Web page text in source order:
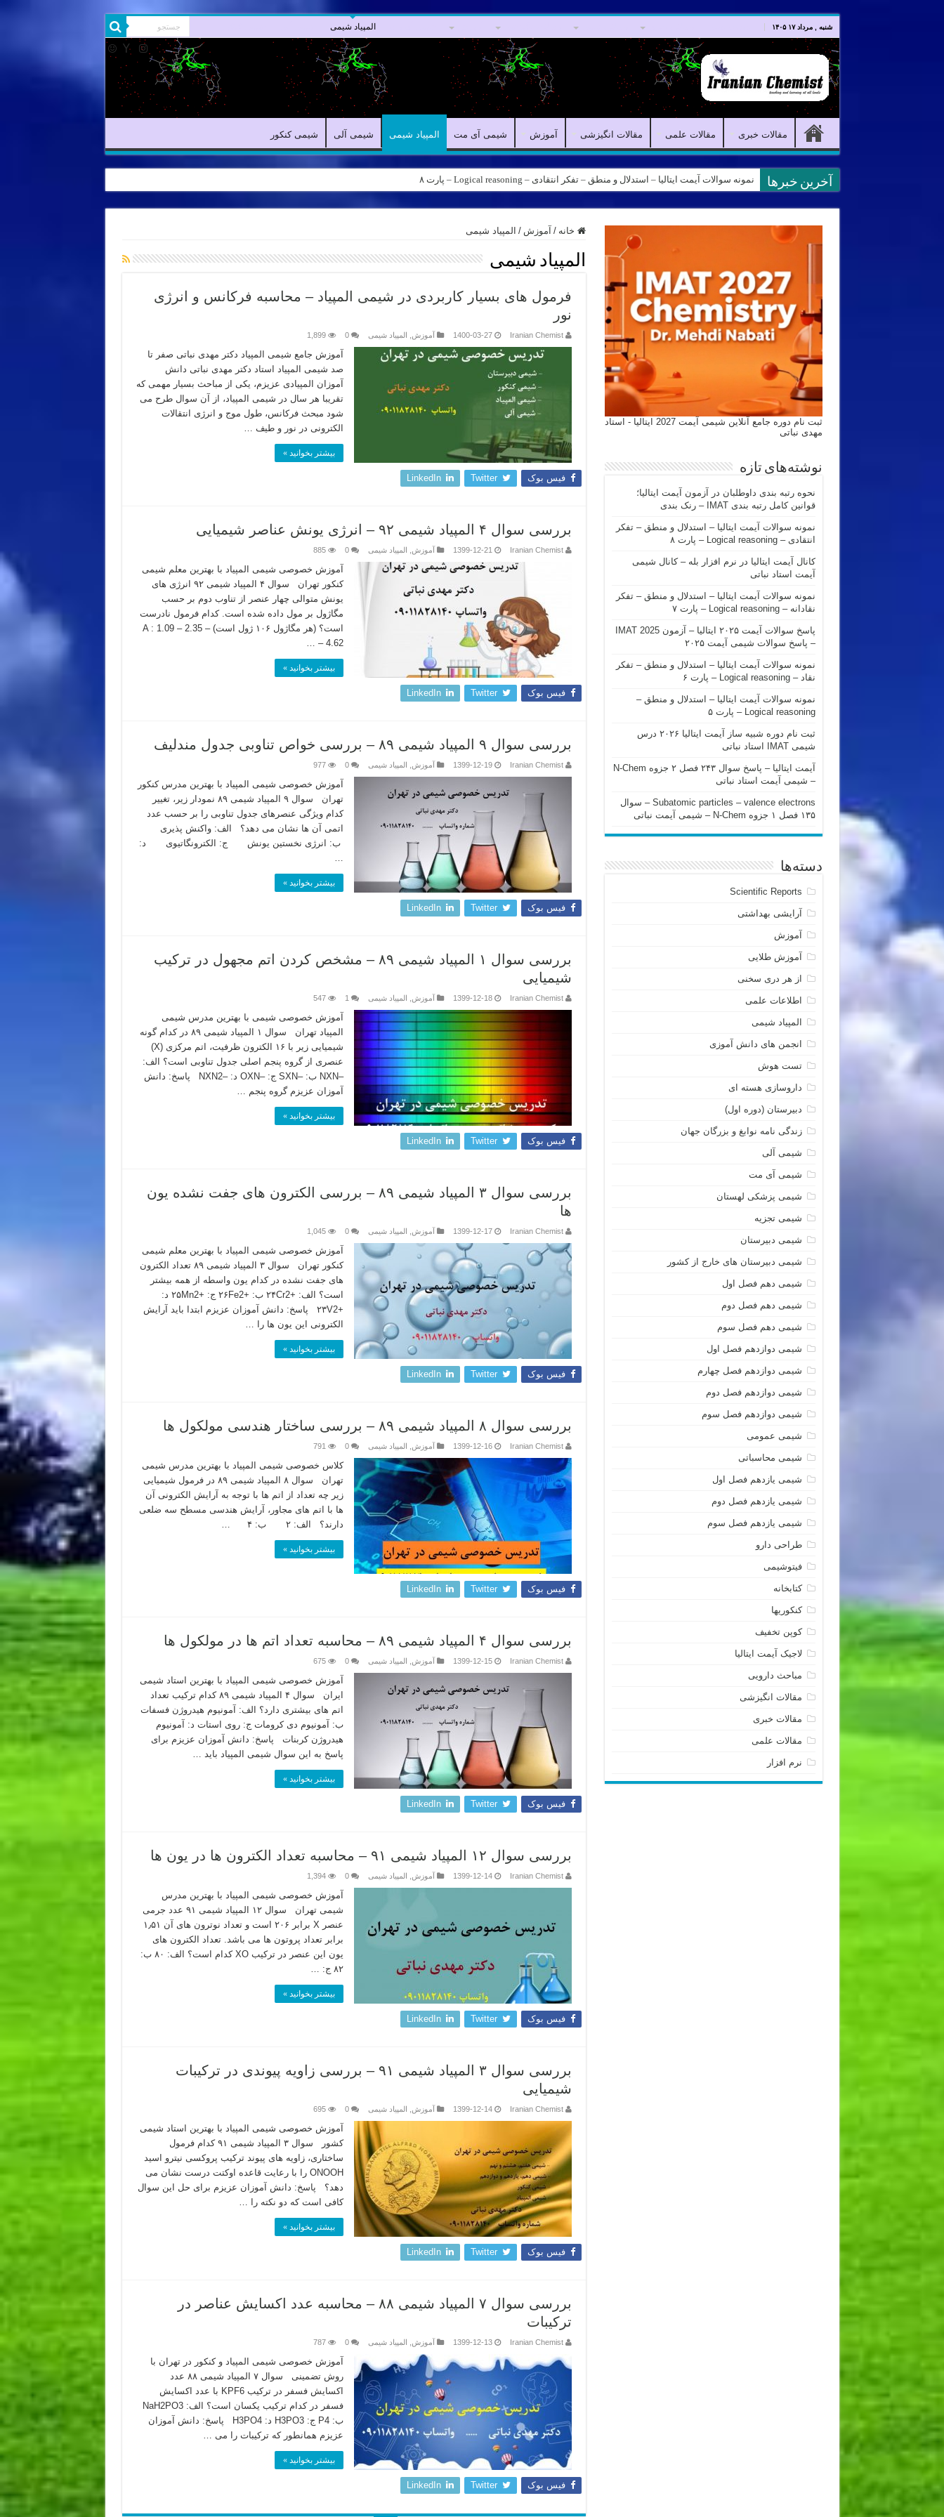
شنبه , مرداد ۱۷ ۱۴۰۵ المپیاد شیمی
مقالات خبری مقالات علمی مقالات انگیزشی آموزش شیمی آی مت المپیاد شیمی شیمی آلی شیمی کنکور
آخرین خبرها نمونه سوالات آیمت ایتالیا – استدلال و منطق – تفکر انتقادی – Logical reasoning – پارت ۸
خانه / آموزش / المپیاد شیمی
المپیاد شیمی
فرمول های بسیار کاربردی در شیمی المپیاد – محاسبه فرکانس و انرژی
نور
Iranian Chemist
1400-03-27 آموزش المپیاد شیمی 0
1,899
آموزش جامع شیمی المپیاد دکتر مهدی نباتی صفر تا
صد شیمی المپیاد استاد دکتر مهدی نباتی دانش
آموزان المپیادی عزیزم، یکی از مباحث بسیار مهمی که
تقریبا هر سال در شیمی المپیاد، از آن سوال طرح می
شود مبحث فرکانس، طول موج و انرژی انتقالات
الکترونی در نور و طیف …
بیشتر بخوانید »
فیس بوک Twitter
LinkedIn
بررسی سوال ۴ المپیاد شیمی ۹۲ – انرژی یونش عناصر شیمیایی
Iranian Chemist
1399-12-21 آموزش المپیاد شیمی 0
885
آموزش خصوصی شیمی المپیاد با بهترین معلم شیمی
کنکور تهران سوال ۴ المپیاد شیمی ۹۲ انرژی های
یونش متوالی چهار عنصر از تناوب دوم بر حسب
مگاژول بر مول داده شده است. کدام فرمول نادرست
است؟ (هر مگاژول ۱۰۶ ژول است) A : 1.09 – 2.35 –
4.62 – …
بیشتر بخوانید »
فیس بوک Twitter
LinkedIn
بررسی سوال ۹ المپیاد شیمی ۸۹ – بررسی خواص تناوبی جدول مندلیف
Iranian Chemist
1399-12-19 آموزش المپیاد شیمی 0
977
آموزش خصوصی شیمی المپیاد با بهترین مدرس کنکور
تهران سوال ۹ المپیاد شیمی ۸۹ نمودار زیر، تغییر
کدام ویژگی عنصرهای جدول تناوبی را بر حسب عدد
اتمی آن ها نشان می دهد؟ الف: واکنش پذیری
ب: انرژی نخستین یونش ج: الکترونگاتیوی د:
…
بیشتر بخوانید »
فیس بوک Twitter
LinkedIn
بررسی سوال ۱ المپیاد شیمی ۸۹ – مشخص کردن اتم مجهول در ترکیب
شیمیایی
Iranian Chemist
1399-12-18 آموزش المپیاد شیمی 1
547
آموزش خصوصی شیمی با بهترین مدرس شیمی
المپیاد تهران سوال ۱ المپیاد شیمی ۸۹ در کدام گونه
شیمیایی زیر با ۱۶ الکترون ظرفیت، اتم مرکزی (X)
عنصری از گروه پنجم اصلی جدول تناوبی است؟ الف:
–NXN ب: –SXN ج: –OXN د: –NXN2 پاسخ: دانش
آموزان عزیزم گروه پنجم …
بیشتر بخوانید »
فیس بوک Twitter
LinkedIn
بررسی سوال ۳ المپیاد شیمی ۸۹ – بررسی الکترون های جفت نشده یون
ها
Iranian Chemist
1399-12-17 آموزش المپیاد شیمی 0
1,045
آموزش خصوصی شیمی المپیاد با بهترین معلم شیمی
کنکور تهران سوال ۳ المپیاد شیمی ۸۹ تعداد الکترون
های جفت نشده در کدام یون واسطه از همه بیشتر
است؟ الف: +۲۴Cr2 ب: +۲۶Fe2 ج: +۲۵Mn2 د:
+۲۳V2 پاسخ: دانش آموزان عزیزم ابتدا باید آرایش
الکترونی این یون ها را …
بیشتر بخوانید »
فیس بوک Twitter
LinkedIn
بررسی سوال ۸ المپیاد شیمی ۸۹ – بررسی ساختار هندسی مولکول ها
Iranian Chemist
1399-12-16 آموزش المپیاد شیمی 0
791
کلاس خصوصی شیمی المپیاد با بهترین مدرس شیمی
تهران سوال ۸ المپیاد شیمی ۸۹ در فرمول شیمیایی
زیر چه تعداد از اتم ها با توجه به آرایش الکترونی آن
ها با اتم های مجاور، آرایش هندسی مسطح سه ضلعی
دارند؟ الف: ۲ ب: ۴ …
بیشتر بخوانید »
فیس بوک Twitter
LinkedIn
بررسی سوال ۴ المپیاد شیمی ۸۹ – محاسبه تعداد اتم ها در مولکول ها
Iranian Chemist
1399-12-15 آموزش المپیاد شیمی 0
675
آموزش خصوصی شیمی المپیاد با بهترین استاد شیمی
ایران سوال ۴ المپیاد شیمی ۸۹ کدام ترکیب تعداد
اتم های بیشتری دارد؟ الف: آمونیوم هیدروژن فسفات
ب: آمونیوم دی کرومات ج: روی استات د: آمونیوم
هیدروژن کربنات پاسخ: دانش آموزان عزیزم برای
پاسخ به این سوال شیمی المپیاد باید …
بیشتر بخوانید »
فیس بوک Twitter
LinkedIn
بررسی سوال ۱۲ المپیاد شیمی ۹۱ – محاسبه تعداد الکترون ها در یون ها
Iranian Chemist
1399-12-14 آموزش المپیاد شیمی 0
1,394
آموزش خصوصی شیمی المپیاد با بهترین مدرس
شیمی تهران سوال ۱۲ المپیاد شیمی ۹۱ عدد جرمی
عنصر X برابر ۲۰۶ است و تعداد نوترون های آن ۱٫۵۱
برابر تعداد پروتون ها می باشد. تعداد الکترون های
یون این عنصر در ترکیب XO کدام است؟ الف: ۸۰ ب:
۸۲ ج: …
بیشتر بخوانید »
فیس بوک Twitter
LinkedIn
بررسی سوال ۳ المپیاد شیمی ۹۱ – بررسی زاویه پیوندی در ترکیبات
شیمیایی
Iranian Chemist
1399-12-14 آموزش المپیاد شیمی 0
695
آموزش خصوصی شیمی المپیاد با بهترین استاد شیمی
کشور سوال ۳ المپیاد شیمی ۹۱ کدام فرمول
ساختاری، زاویه های پیوند ترکیب پروکسی نیترو اسید
ONOOH را با رعایت قاعده اوکتت درست نشان می
دهد؟ پاسخ: دانش آموزان عزیزم برای حل این سوال
کافی است که دو نکته را …
بیشتر بخوانید »
فیس بوک Twitter
LinkedIn
بررسی سوال ۷ المپیاد شیمی ۸۸ – محاسبه عدد اکسایش عناصر در
ترکیبات
Iranian Chemist
1399-12-13 آموزش المپیاد شیمی 0
787
آموزش خصوصی شیمی المپیاد و کنکور در تهران با
روش تضمینی سوال ۷ المپیاد شیمی ۸۸ عدد
اکسایش فسفر در ترکیب KPF6 با عدد اکسایش
فسفر در کدام ترکیب یکسان است؟ الف: NaH2PO3
ب: P4 ج: H3PO3 د: H3PO4 پاسخ: دانش آموزان
عزیزم همانطور که ترکیبات را می …
بیشتر بخوانید »
فیس بوک Twitter
LinkedIn
ثبت نام دوره جامع آنلاین شیمی آیمت 2027 ایتالیا - استاد
مهدی نباتی
نوشته‌های تازه
نحوه رتبه بندی داوطلبان در آزمون آیمت ایتالیا؛
قوانین کامل رتبه بندی IMAT – رنک بندی
نمونه سوالات آیمت ایتالیا – استدلال و منطق – تفکر
انتقادی – Logical reasoning – پارت ۸
کانال آیمت ایتالیا در نرم افزار بله – کانال شیمی
آیمت استاد نباتی
نمونه سوالات آیمت ایتالیا – استدلال و منطق – تفکر
نقادانه – Logical reasoning – پارت ۷
پاسخ سوالات آیمت ۲۰۲۵ ایتالیا – آزمون IMAT 2025
– پاسخ سوالات شیمی آیمت ۲۰۲۵
نمونه سوالات آیمت ایتالیا – استدلال و منطق – تفکر
نقاد – Logical reasoning – پارت ۶
نمونه سوالات آیمت ایتالیا – استدلال و منطق –
Logical reasoning – پارت ۵
ثبت نام دوره شبیه ساز آیمت ایتالیا ۲۰۲۶ درس
شیمی IMAT استاد نباتی
آیمت ایتالیا – پاسخ سوال ۲۴۳ فصل ۲ جزوه N-Chem
– شیمی آیمت استاد نباتی
Subatomic particles – valence electrons – سوال
۱۳۵ فصل ۱ جزوه N-Chem – شیمی آیمت نباتی
دسته‌ها
Scientific Reports
آرایشی بهداشتی
آموزش
آموزش طلایی
از هر دری سخنی
اطلاعات علمی
المپیاد شیمی
انجمن های دانش آموزی
تست هوش
داروسازی هسته ای
دبیرستان (دوره اول)
زندگی نامه نوابغ و بزرگان جهان
شیمی آلی
شیمی آی مت
شیمی پزشکی لهستان
شیمی تجزیه
شیمی دبیرستان
شیمی دبیرستان های خارج از کشور
شیمی دهم فصل اول
شیمی دهم فصل دوم
شیمی دهم فصل سوم
شیمی دوازدهم فصل اول
شیمی دوازدهم فصل چهارم
شیمی دوازدهم فصل دوم
شیمی دوازدهم فصل سوم
شیمی عمومی
شیمی محاسباتی
شیمی یازدهم فصل اول
شیمی یازدهم فصل دوم
شیمی یازدهم فصل سوم
طراحی دارو
فیتوشیمی
کتابخانه
کنکوریها
کوپن تخفیف
لاجیک آیمت ایتالیا
مباحث دارویی
مقالات انگیزشی
مقالات خبری
مقالات علمی
نرم افزار